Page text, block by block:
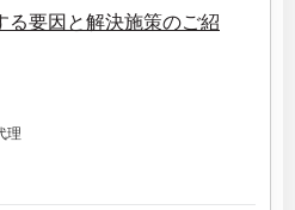
る要因と解決施策のご紹
理